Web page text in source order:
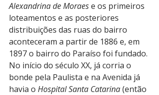
Alexandrina de Moraes e os primeiros
loteamentos e as posteriores
distribuições das ruas do bairro
aconteceram a partir de 1886 e, em
1897 o bairro do Paraíso foi fundado.
No início do século XX, já corria o
bonde pela Paulista e na Avenida já
havia o Hospital Santa Catarina (então